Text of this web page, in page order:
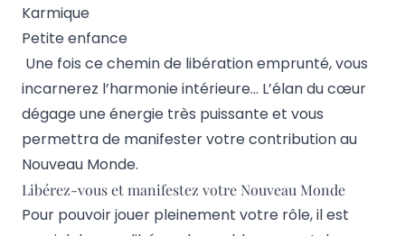
Karmique
Petite enfance
Une fois ce chemin de libération emprunté, vous
incarnerez l’harmonie intérieure… L’élan du cœur
dégage une énergie très puissante et vous
permettra de manifester votre contribution au
Nouveau Monde.
Libérez-vous et manifestez votre Nouveau Monde
Pour pouvoir jouer pleinement votre rôle, il est